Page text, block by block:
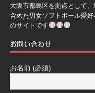
大阪市都島区を拠点として
含めた男女ソフトボール愛
のサイトです
お問い合わせ
お名前 (必須)